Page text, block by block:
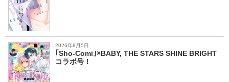
2026年8月5日
｢Sho-Comi｣×BABY, THE STARS SHINE BRIGHT
コラボ号！